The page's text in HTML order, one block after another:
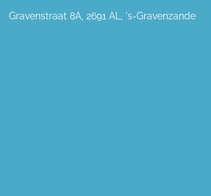
Gravenstraat 8A, 2691 AL, 's-Gravenzande